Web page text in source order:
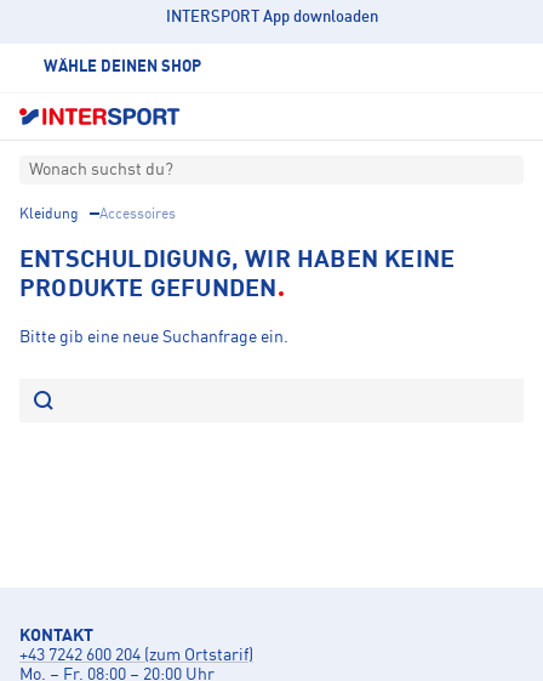
INTERSPORT App downloaden
WÄHLE DEINEN SHOP
Wonach suchst du?
Kleidung Accessoires
ENTSCHULDIGUNG, WIR HABEN KEINE
PRODUKTE GEFUNDEN
Bitte gib eine neue Suchanfrage ein.
KONTAKT
+43 7242 600 204 (zum Ortstarif)
Mo. – Fr. 08:00 – 20:00 Uhr